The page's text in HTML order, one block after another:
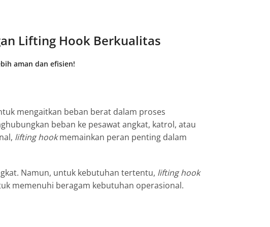
Lifting Hook Berkualitas
aman dan efisien!
mengaitkan beban berat dalam proses
beban ke pesawat angkat, katrol, atau
lifting hookmemainkan peran penting dalam
Namun, untuk kebutuhan tertentu, lifting hook
memenuhi beragam kebutuhan operasional.